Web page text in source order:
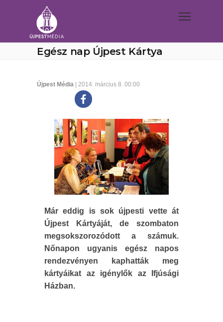
Egész nap Újpest Kártya
Újpest Média | 2014. március 8. 00:00
Már eddig is sok újpesti vette át
Újpest Kártyáját, de szombaton
megsokszorozódott a számuk.
Nőnapon ugyanis egész napos
rendezvényen kaphatták meg
kártyáikat az igénylők az Ifjúsági
Házban.